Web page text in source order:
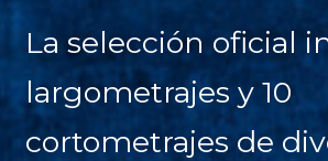
La selección oficial
largometrajes y 10
cortometrajes de